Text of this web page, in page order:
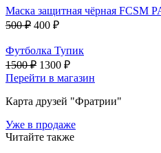
Маска защитная чёрная FCSM
500 ₽ 400 ₽
Футболка Тупик
1500 ₽ 1300 ₽
Перейти в магазин
Карта друзей "Фратрии"
Уже в продаже
Читайте также